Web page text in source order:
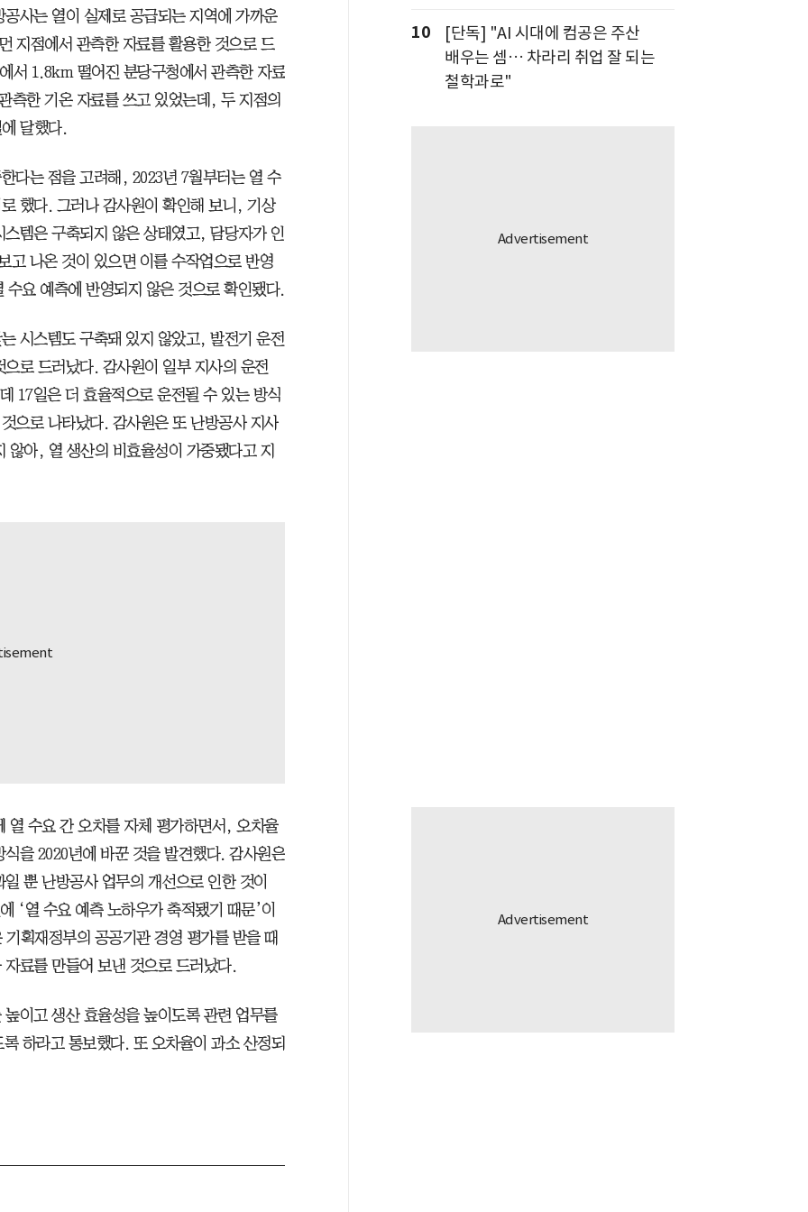
사는 열이 실제로 공급되는 지역에 가까운
지점에서 관측한 자료를 활용한 것으로 드
서 1.8km 떨어진 분당구청에서 관측한 자료
측한 기온 자료를 쓰고 있었는데, 두 지점의
달했다.
다는 점을 고려해, 2023년 7월부터는 열 수
했다. 그러나 감사원이 확인해 보니, 기상
템은 구축되지 않은 상태였고, 담당자가 인
고 나온 것이 있으면 이를 수작업으로 반영
요 예측에 반영되지 않은 것으로 확인됐다.
시스템도 구축돼 있지 않았고, 발전기 운전
로 드러났다. 감사원이 일부 지사의 운전
17일은 더 효율적으로 운전될 수 있는 방식
으로 나타났다. 감사원은 또 난방공사 지사
않아, 열 생산의 비효율성이 가중됐다고 지
열 수요 간 오차를 자체 평가하면서, 오차율
을 2020년에 바꾼 것을 발견했다. 감사원은
뿐 난방공사 업무의 개선으로 인한 것이
‘열 수요 예측 노하우가 축적됐기 때문’이
획재정부의 공공기관 경영 평가를 받을 때
료를 만들어 보낸 것으로 드러났다.
이고 생산 효율성을 높이도록 관련 업무를
하라고 통보했다. 또 오차율이 과소 산정되
10
[단독] "AI 시대에 컴공은 주산
배우는 셈… 차라리 취업 잘 되는
철학과로"